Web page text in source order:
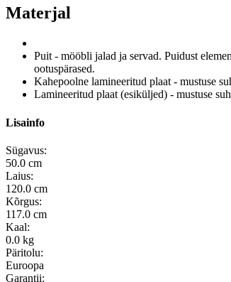
Materjal
Puit - mööbli jalad ja servad. Puidust
ootuspärased.
Kahepoolne lamineeritud plaat - mustuse
Lamineeritud plaat (esiküljed) - mustuse
Lisainfo
Sügavus:
50.0 cm
Laius:
120.0 cm
Kõrgus:
117.0 cm
Kaal:
0.0 kg
Päritolu:
Euroopa
Garantii: